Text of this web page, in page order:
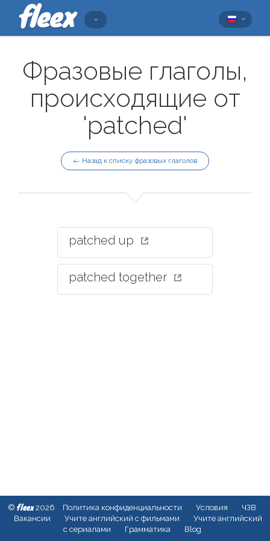
Фразовые глаголы,
происходящие от
'patched'
← Назад к списку фразовых глаголов
patched up
patched together
© fleex2026 Политика конфиденциальности Условия
ЧЗВ
Вакансии
Учите английский с фильмами
Учите английский
с сериалами
Грамматика Blog